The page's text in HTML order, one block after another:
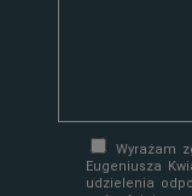
Wyrażam
Eugeniusza
udzielenia